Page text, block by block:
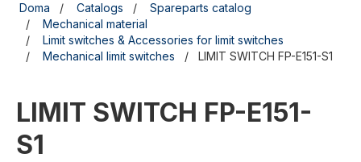
Doma Catalogs
Spareparts catalog
Mechanical material
Limit switches & Accessories for limit switches
Mechanical limit switches
LIMIT SWITCH FP-E151-S1
LIMIT SWITCH FP-E151-
S1